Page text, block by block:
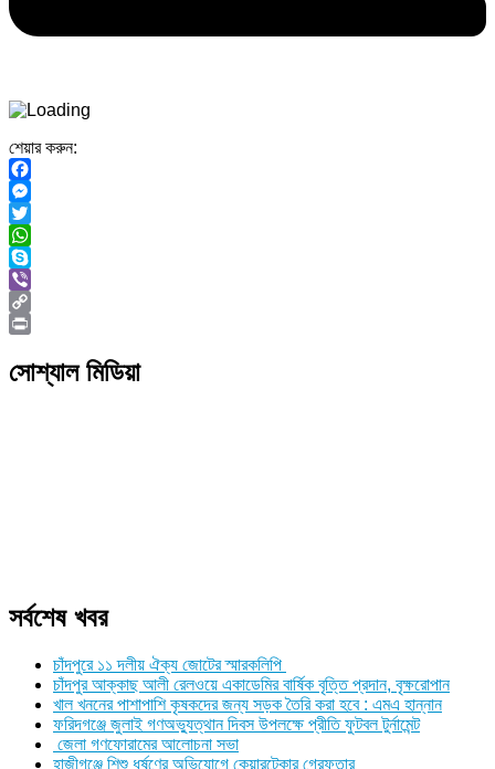
শেয়ার করুন:
Facebook
Messenger
Twitter
WhatsApp
Skype
Viber
Copy
সোশ্যাল মিডিয়া
সর্বশেষ খবর
চাঁদপুরে ১১ দলীয় ঐক্য জোটের স্মারকলিপি
চাঁদপুর আক্কাছ আলী রেলওয়ে একাডেমির বার্ষিক বৃত্তি প্রদান, বৃক্ষরোপান
খাল খননের পাশাপাশি কৃষকদের জন্য সড়ক তৈরি করা হবে : এমএ হান্নান
ফরিদগঞ্জে জুলাই গণঅভ্যুত্থান দিবস উপলক্ষে প্রীতি ফুটবল টুর্নামেন্ট
জেলা গণফোরামের আলোচনা সভা
হাজীগঞ্জে শিশু ধর্ষণের অভিযোগে কেয়ারটেকার গ্রেফতার